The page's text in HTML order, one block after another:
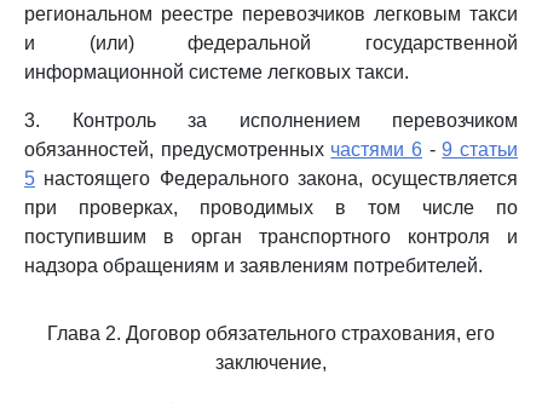
региональном реестре перевозчиков легковым такси
и (или) федеральной государственной
информационной системе легковых такси.
3. Контроль за исполнением перевозчиком
обязанностей, предусмотренных частями 6 -9 статьи
5 настоящего Федерального закона, осуществляется
при проверках, проводимых в том числе по
поступившим в орган транспортного контроля и
надзора обращениям и заявлениям потребителей.
Глава 2. Договор обязательного страхования, его
заключение,